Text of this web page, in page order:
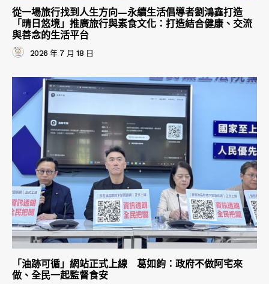
從一場旅行找到人生方向—永續生活倡導者劉鴻鑫打造
「晴日悠境」推廣旅行與素食文化：打造結合健康、交流
與善念的生活平台
2026 年 7 月 18 日
「油跡可循」網站正式上線 葛如鈞：政府不做阿宅來
做、全民一起監督食安